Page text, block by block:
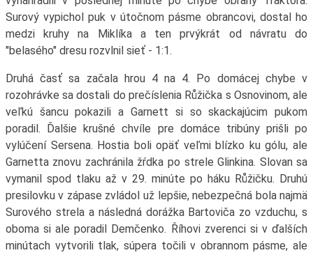
Surový vypichol puk v útočnom pásme obrancovi, dostal ho
medzi kruhy na Miklíka a ten prvýkrát od návratu do
"belasého" dresu rozvlnil sieť - 1:1.
Druhá časť sa začala hrou 4 na 4. Po domácej chybe v
rozohrávke sa dostali do prečíslenia Růžička s Osnovinom, ale
veľkú šancu pokazili a Garnett si so skackajúcim pukom
poradil. Ďalšie krušné chvíle pre domáce tribúny prišli po
vylúčení Sersena. Hostia boli opäť veľmi blízko ku gólu, ale
Garnetta znovu zachránila žŕdka po strele Glinkina. Slovan sa
vymanil spod tlaku až v 29. minúte po háku Růžičku. Druhú
presilovku v zápase zvládol už lepšie, nebezpečná bola najmä
Surového strela a následná dorážka Bartoviča zo vzduchu, s
oboma si ale poradil Demčenko. Říhovi zverenci si v ďalších
minútach vytvorili tlak, súpera točili v obrannom pásme, ale